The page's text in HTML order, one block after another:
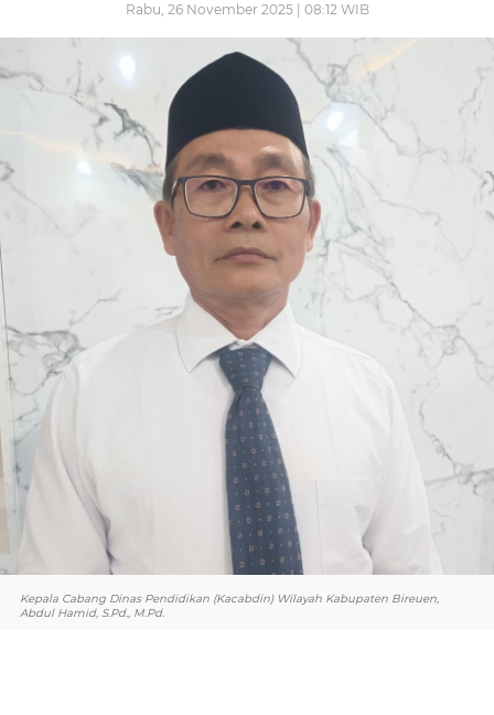
Rabu, 26 November 2025 | 08:12 WIB
Kepala Cabang Dinas Pendidikan (Kacabdin) Wilayah Kabupaten Bireuen,
Abdul Hamid, S.Pd., M.Pd.